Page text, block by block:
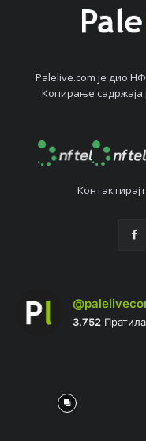
Palelive.com јe дио
Копирањe
3.752